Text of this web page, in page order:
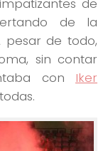
de
de la
pesar de todo,
sin contar
con Iker